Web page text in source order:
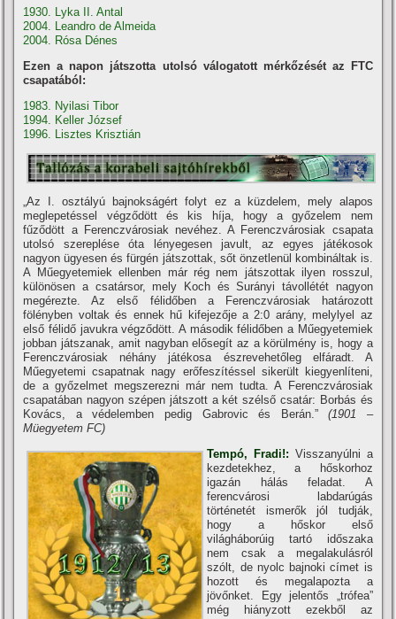
1930. Lyka II. Antal
2004. Leandro de Almeida
2004. Rósa Dénes
Ezen a napon játszotta utolsó válogatott mérkőzését az FTC
csapatából:
1983. Nyilasi Tibor
1994. Keller József
1996. Lisztes Krisztián
„Az I. osztályú bajnokságért folyt ez a küzdelem, mely alapos
meglepetéssel végződött és kis hí­ja, hogy a győzelem nem
fűződött a Ferenczvárosiak nevéhez. A Ferenczvárosiak csapata
utolsó szereplése óta lényegesen javult, az egyes játékosok
nagyon ügyesen és fürgén játszottak, sőt önzetlenül kombináltak is.
A Műegyetemiek ellenben már rég nem játszottak ilyen rosszul,
különösen a csatársor, mely Koch és Surányi távollétét nagyon
megérezte. Az első félidőben a Ferenczvárosiak határozott
fölényben voltak és ennek hű kifejezője a 2:0 arány, melylyel az
első félidő javukra végződött. A második félidőben a Műegyetemiek
jobban játszanak, amit nagyban elősegí­t az a körülmény is, hogy a
Ferenczvárosiak néhány játékosa észrevehetőleg elfáradt. A
Műegyetemi csapatnak nagy erőfeszí­téssel sikerült kiegyenlí­teni,
de a győzelmet megszerezni már nem tudta. A Ferenczvárosiak
csapatában nagyon szépen játszott a két szélső csatár: Borbás és
Kovács, a védelemben pedig Gabrovic és Berán.”(1901 –
Müegyetem FC)
Tempó, Fradi!: Visszanyúlni a
kezdetekhez, a hőskorhoz
igazán hálás feladat. A
ferencvárosi labdarúgás
történetét ismerők jól tudják,
hogy a hőskor első
világháborúig tartó időszaka
nem csak a megalakulásról
szólt, de nyolc bajnoki cí­met is
hozott és megalapozta a
jövőnket. Egy jelentős „trófea”
még hiányzott ezekből az